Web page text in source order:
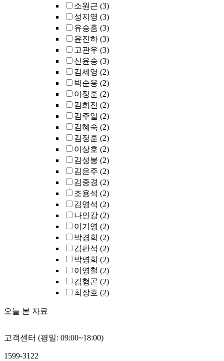
소원근 (3)
성지영 (3)
유승흠 (3)
윤진하 (3)
고관우 (3)
신윤승 (3)
김세영 (2)
박순용 (2)
이정훈 (2)
김희진 (2)
김주일 (2)
김혜숙 (2)
김정훈 (2)
이상호 (2)
김성봉 (2)
김은주 (2)
김중경 (2)
조용석 (2)
김영석 (2)
나인강 (2)
이기영 (2)
박경희 (2)
김판석 (2)
박명희 (2)
이영철 (2)
김형곤 (2)
최장호 (2)
오늘 본 자료
고객센터 (평일: 09:00~18:00)
1599-3122